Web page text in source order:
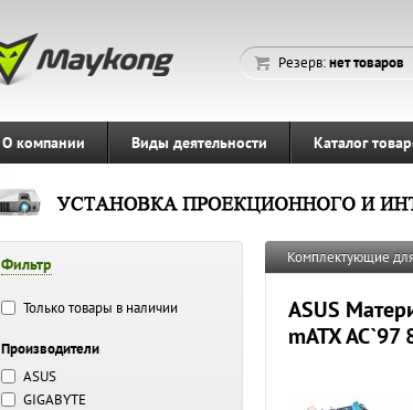
Резерв:нет товаров
О компании Виды деятельности Каталог
Фильтр
Только товары в наличии
Производители
ASUS
GIGABYTE
Комплектующие
ASUS
mATX